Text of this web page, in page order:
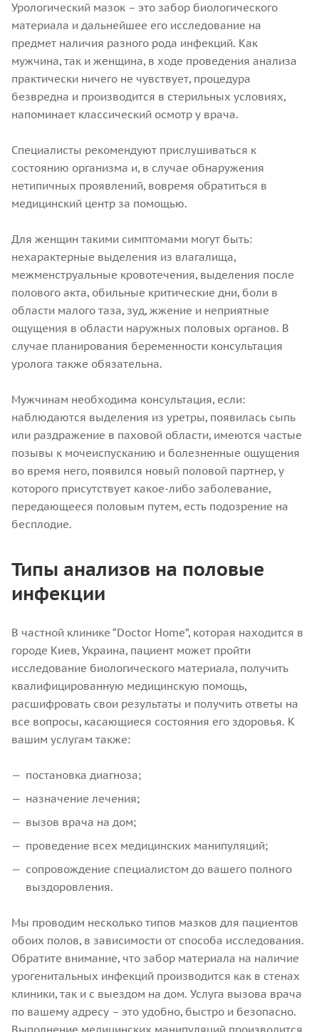
Урологический мазок – это забор биологического
материала и дальнейшее его исследование на
предмет наличия разного рода инфекций. Как
мужчина, так и женщина, в ходе проведения анализа
практически ничего не чувствует, процедура
безвредна и производится в стерильных условиях,
напоминает классический осмотр у врача.
Специалисты рекомендуют прислушиваться к
состоянию организма и, в случае обнаружения
нетипичных проявлений, вовремя обратиться в
медицинский центр за помощью.
Для женщин такими симптомами могут быть:
нехарактерные выделения из влагалища,
межменструальные кровотечения, выделения после
полового акта, обильные критические дни, боли в
области малого таза, зуд, жжение и неприятные
ощущения в области наружных половых органов. В
случае планирования беременности консультация
уролога также обязательна.
Мужчинам необходима консультация, если:
наблюдаются выделения из уретры, появилась сыпь
или раздражение в паховой области, имеются частые
позывы к мочеиспусканию и болезненные ощущения
во время него, появился новый половой партнер, у
которого присутствует какое-либо заболевание,
передающееся половым путем, есть подозрение на
бесплодие.
Типы анализов на половые
инфекции
В частной клинике “Doctor Home”, которая находится в
городе Киев, Украина, пациент может пройти
исследование биологического материала, получить
квалифицированную медицинскую помощь,
расшифровать свои результаты и получить ответы на
все вопросы, касающиеся состояния его здоровья. К
вашим услугам также:
постановка диагноза;
назначение лечения;
вызов врача на дом;
проведение всех медицинских манипуляций;
сопровождение специалистом до вашего полного
выздоровления.
Мы проводим несколько типов мазков для пациентов
обоих полов, в зависимости от способа исследования.
Обратите внимание, что забор материала на наличие
урогенитальных инфекций производится как в стенах
клиники, так и с выездом на дом. Услуга вызова врача
по вашему адресу – это удобно, быстро и безопасно.